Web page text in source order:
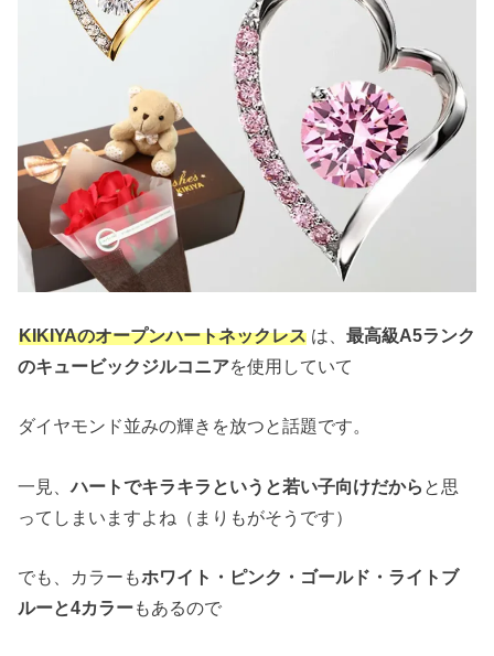
KIKIYAのオープンハートネックレス は、最高級A5ランク
のキュービックジルコニアを使用していて
ダイヤモンド並みの輝きを放つと話題です。
一見、 ハートでキラキラというと若い子向けだから と思
ってしまいますよね（まりもがそうです）
でも、カラーもホワイト・ピンク・ゴールド・ライトブ
ルーと4カラーもあるので